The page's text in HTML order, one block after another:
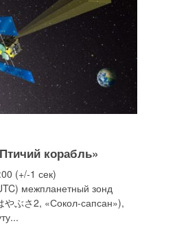
корабль»
(+/-1 сек)
межпланетный зонд
やぶさ2, «Сокол-сапсан»),